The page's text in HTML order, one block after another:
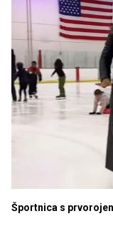
Športnica s